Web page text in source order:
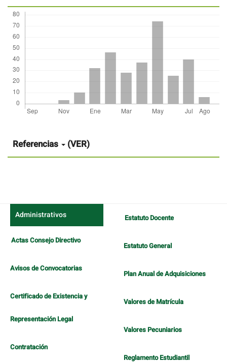
artículo
Referencias (VER)
Administrativos
Actas Consejo Directivo
Avisos de Convocatorias
Certificado de Existencia y
Representación Legal
Contratación
Estatuto Docente
Estatuto General
Plan Anual de Adquisiciones
Valores de Matrícula
Valores Pecuniarios
Reglamento Estudiantil